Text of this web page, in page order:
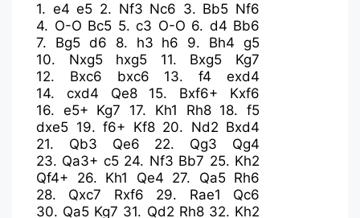
1. e4 e5 2. Nf3 Nc6 3. Bb5 Nf6
4. O-O Bc5 5. c3 O-O 6. d4 Bb6
7. Bg5 d6 8. h3 h6 9. Bh4 g5
10. Nxg5 hxg5 11. Bxg5
Kg7
12. Bxc6 bxc6 13.f4
exd4
14. cxd4 Qe8 15. Bxf6+
Kxf6
16. e5+ Kg7 17. Kh1 Rh8 18.f5
dxe5 19. f6+ Kf8 20. Nd2 Bxd4
21. Qb3 Qe6 22. Qg3
Qg4
23. Qa3+ c5 24. Nf3 Bb7 25. Kh2
Qf4+
26. Kh1 Qe4 27. Qa5 Rh6
28. Qxc7 Rxf6 29. Rae1
Qc6
30. Qa5 Kg7 31. Qd2 Rh8 32. Kh2